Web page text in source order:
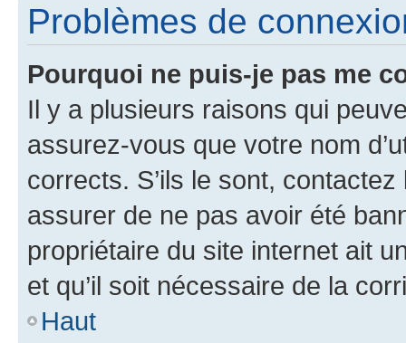
Problèmes de
Pourquoi ne puis-je pas me
Il y a plusieurs raisons qui
assurez-vous que votre nom
corrects. S’ils le sont,
assurer de ne pas avoir été
propriétaire du site internet ait
et qu’il soit nécessaire de la
Haut